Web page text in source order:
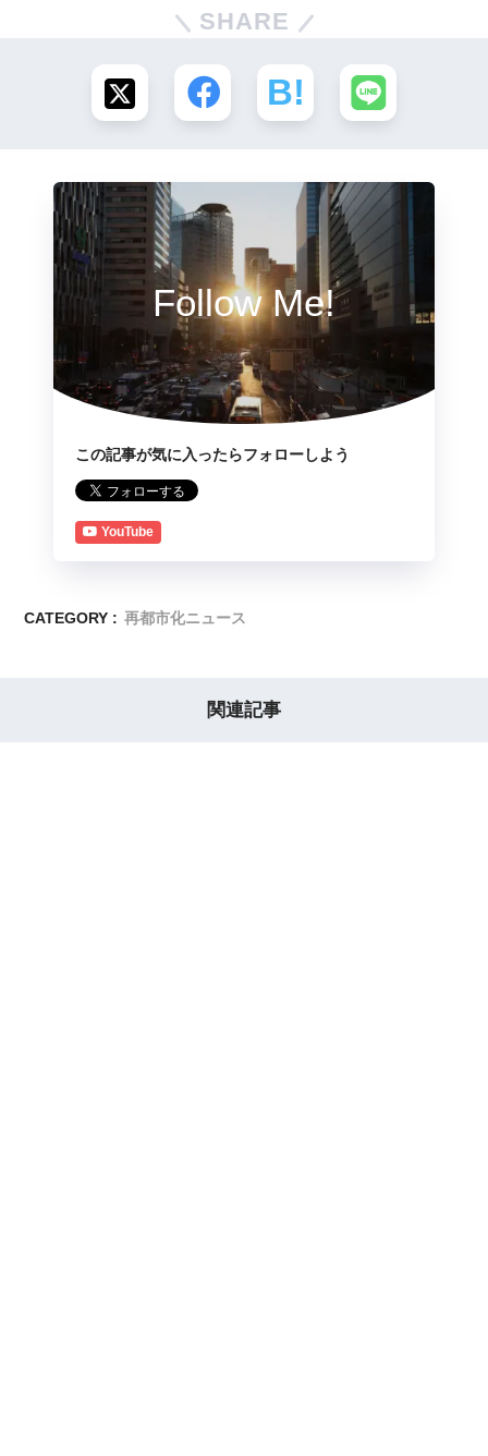
SHARE
Follow Me!
この記事が気に入ったらフォローしよう
YouTube
CATEGORY : 再都市化ニュース
関連記事